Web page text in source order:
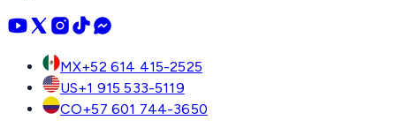
MX+52 614 415-2525
US+1 915 533-5119
CO+57 601 744-3650